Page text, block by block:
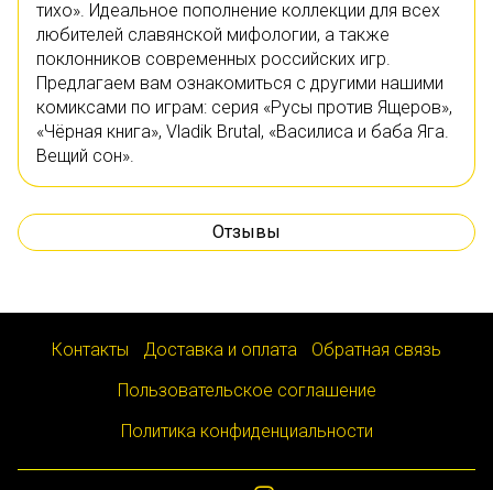
тихо». Идеальное пополнение коллекции для всех
любителей славянской мифологии, а также
поклонников современных российских игр.
Предлагаем вам ознакомиться с другими нашими
комиксами по играм: серия «Русы против Ящеров»,
«Чёрная книга», Vladik Brutal, «Василиса и баба Яга.
Вещий сон».
Отзывы
Контакты Доставка и оплата
Обратная связь
Пользовательское соглашение
Политика конфиденциальности